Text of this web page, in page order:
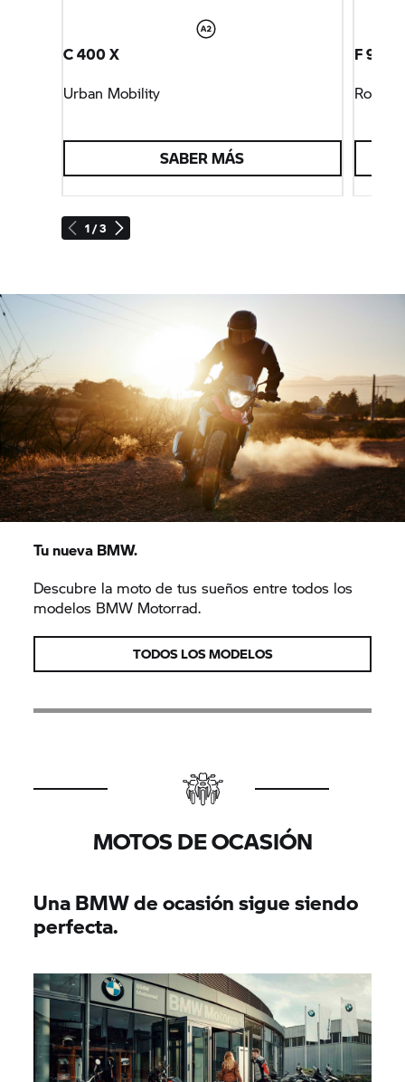
1 / 3
C 400 X
Urban Mobility
SABER MÁS
F 900
Tu nueva BMW.
Descubre la moto de tus sueños entre todos los
modelos BMW Motorrad.
TODOS LOS MODELOS
MOTOS DE OCASIÓN
Una BMW de ocasión sigue siendo
perfecta.